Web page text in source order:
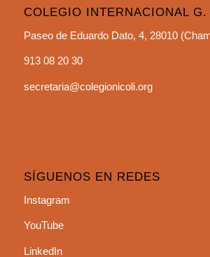
COLEGIO INTERNACIONAL
Paseo de Eduardo Dato, 4, 28010
913 08 20 30
secretaria@colegionicoli.org
SÍGUENOS EN REDES
Instagram
YouTube
LinkedIn